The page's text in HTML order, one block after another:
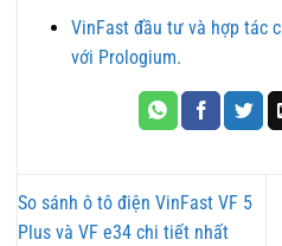
VinFast đầu tư và hợp tác
với Prologium.
So sánh ô tô điện VinFast VF 5
Plus và VF e34 chi tiết nhất